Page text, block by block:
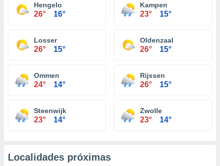
Hengelo
26° 16°
Kampen
23° 15°
Losser
26° 15°
Oldenzaal
26° 15°
Ommen
24° 14°
Rijssen
26° 15°
Steenwijk
23° 14°
Zwolle
23° 14°
Localidades próximas